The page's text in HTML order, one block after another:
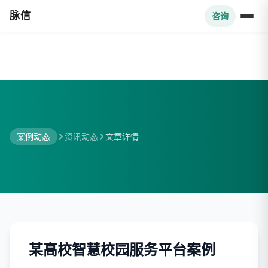
案例动态 资讯动态 文章详情
某高校智慧校园服务平台案例
脉信 咨询